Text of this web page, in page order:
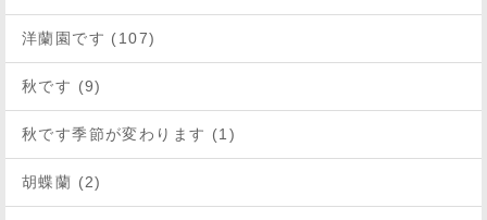
洋蘭園です (107)
秋です (9)
秋です季節が変わります (1)
胡蝶蘭 (2)